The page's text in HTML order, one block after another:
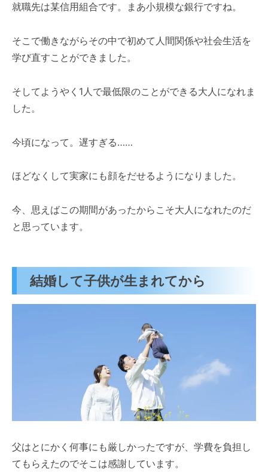
就職先は某信用組合です。まあ小規模な銀行ですね。
そこで働きながらその中で初めて人間関係や社会生活を
学び直すことができました。
そしてようやく1人で最低限のことができる大人になれま
した。
今頃になって。遅すぎる……
ほどなくして実家にも顔をだせるようになりました。
今、思えばこの期間があったからこそ大人になれたのだ
と思っています。
結婚して子供が生まれてから
父はとにかく何事にも厳しかったですが、学費を負担し
てもらえたのでそこは感謝しています。